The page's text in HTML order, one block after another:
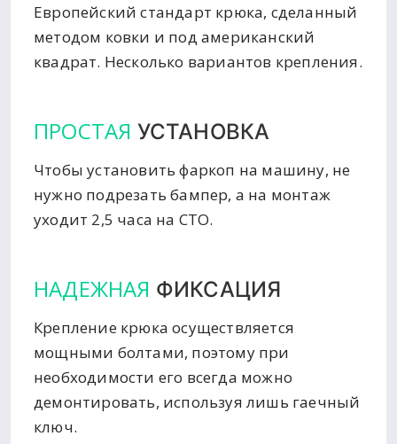
Европейский стандарт крюка, сделанный
методом ковки и под американский
квадрат. Несколько вариантов крепления.
ПРОСТАЯ УСТАНОВКА
Чтобы установить фаркоп на машину, не
нужно подрезать бампер, а на монтаж
уходит 2,5 часа на СТО.
НАДЕЖНАЯ ФИКСАЦИЯ
Крепление крюка осуществляется
мощными болтами, поэтому при
необходимости его всегда можно
демонтировать, используя лишь гаечный
ключ.